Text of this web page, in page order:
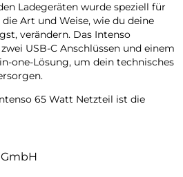
Ladegeräten wurde speziell für
Art und Weise, wie du deine
verändern. Das Intenso
USB-C Anschlüssen und einem
one-Lösung, um dein technisches
65 Watt Netzteil ist die
Sie sorgt dafür, dass das
problemlos überall
Außerdem sorgt die
der Ladevorgang nicht nur